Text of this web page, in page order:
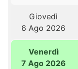
Giovedì
6 Ago 2026
Venerdì
7 Ago 2026